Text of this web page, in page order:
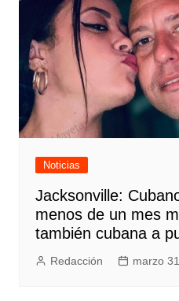
Noticias
Jacksonville:
menos de un mes
también cubana a
Redacción marzo